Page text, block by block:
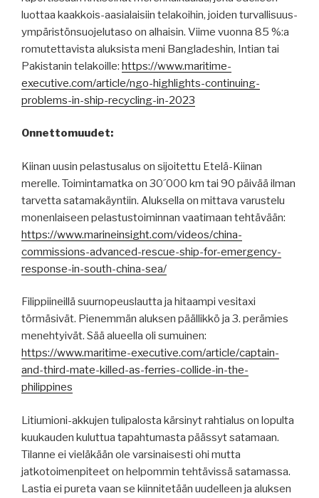
luottaa kaakkois-aasialaisiin telakoihin, joiden turvallisuus-
ympäristönsuojelutaso on alhaisin. Viime vuonna 85 %:a
romutettavista aluksista meni Bangladeshin, Intian tai
Pakistanin telakoille: https://www.maritime-
executive.com/article/ngo-highlights-continuing-
problems-in-ship-recycling-in-2023
Onnettomuudet:
Kiinan uusin pelastusalus on sijoitettu Etelä-Kiinan
merelle. Toimintamatka on 30´000 km tai 90 päivää ilman
tarvetta satamakäyntiin. Aluksella on mittava varustelu
monenlaiseen pelastustoiminnan vaatimaan tehtävään:
https://www.marineinsight.com/videos/china-
commissions-advanced-rescue-ship-for-emergency-
response-in-south-china-sea/
Filippiineillä suurnopeuslautta ja hitaampi vesitaxi
törmäsivät. Pienemmän aluksen päällikkö ja 3. perämies
menehtyivät. Sää alueella oli sumuinen:
https://www.maritime-executive.com/article/captain-
and-third-mate-killed-as-ferries-collide-in-the-
philippines
Litiumioni-akkujen tulipalosta kärsinyt rahtialus on lopulta
kuukauden kuluttua tapahtumasta päässyt satamaan.
Tilanne ei vieläkään ole varsinaisesti ohi mutta
jatkotoimenpiteet on helpommin tehtävissä satamassa.
Lastia ei pureta vaan se kiinnitetään uudelleen ja aluksen